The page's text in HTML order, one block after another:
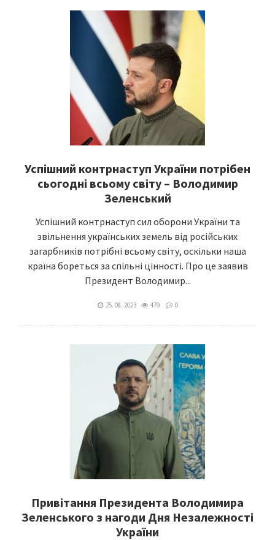
Успішний контрнаступ України потрібен
сьогодні всьому світу – Володимир
Зеленський
Успішний контрнаступ сил оборони України та
звільнення українських земель від російських
загарбників потрібні всьому світу, оскільки наша
країна бореться за спільні цінності. Про це заявив
Президент Володимир...
25. 08. 2023 479 0
Привітання Президента Володимира
Зеленського з нагоди Дня Незалежності
України